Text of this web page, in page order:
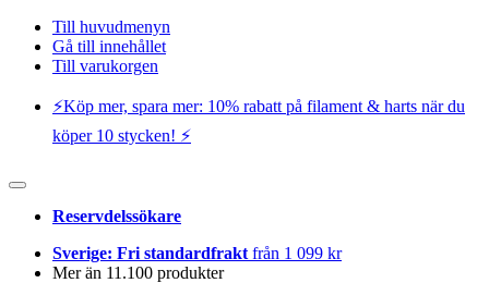
Till huvudmenyn
Gå till innehållet
Till varukorgen
⚡️Köp mer, spara mer: 10% rabatt på filament & harts när du
köper 10 stycken! ⚡️
Reservdelssökare
Sverige: Fri standardfrakt från 1 099 kr
Mer än 11.100 produkter